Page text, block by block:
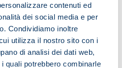
contenuti ed
dei social media e per
Condividiamo inoltre
utilizza il nostro sito con i
di analisi dei dati web,
quali potrebbero combinarle
taken off late in the
complaint.